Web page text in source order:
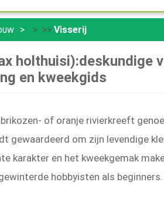
> >> Visserij
holthuisi):deskundige
en kweekgids
of oranje rivierkreeft
gewaardeerd om zijn levendige
karakter en het kweekgemak
hobbyisten als beginners.